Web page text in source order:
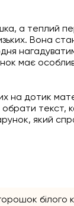
а теплий
Вона
має особливу
на дотик
текст,
який
білого